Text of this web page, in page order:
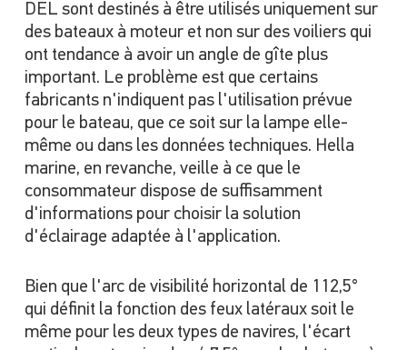
DEL sont destinés à être utilisés uniquement sur
des bateaux à moteur et non sur des voiliers qui
ont tendance à avoir un angle de gîte plus
important. Le problème est que certains
fabricants n'indiquent pas l'utilisation prévue
pour le bateau, que ce soit sur la lampe elle-
même ou dans les données techniques. Hella
marine, en revanche, veille à ce que le
consommateur dispose de suffisamment
d'informations pour choisir la solution
d'éclairage adaptée à l'application.
Bien que l'arc de visibilité horizontal de 112,5°
qui définit la fonction des feux latéraux soit le
même pour les deux types de navires, l'écart